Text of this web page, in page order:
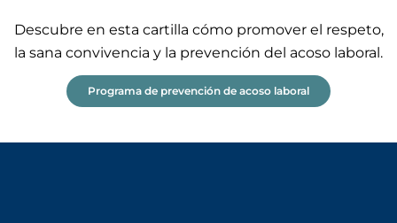
Descubre en esta cartilla cómo promover el respeto,
la sana convivencia y la prevención del acoso laboral.
Programa de prevención de acoso laboral